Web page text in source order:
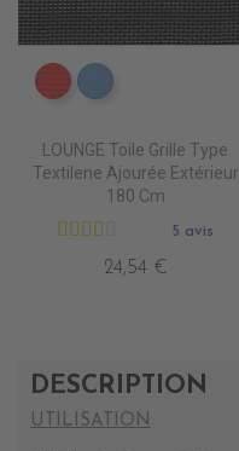
DB0208 ROUGE
DB0224 CIEL
LOUNGE Toile Grille Type
Textilene Ajourée Extérieur
180 Cm
5 avis
24,54 €
DESCRIPTION
UTILISATION